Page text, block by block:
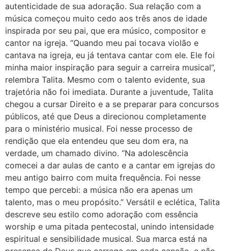
autenticidade de sua adoração. Sua relação com a
música começou muito cedo aos três anos de idade
inspirada por seu pai, que era músico, compositor e
cantor na igreja. “Quando meu pai tocava violão e
cantava na igreja, eu já tentava cantar com ele. Ele foi
minha maior inspiração para seguir a carreira musical”,
relembra Talita. Mesmo com o talento evidente, sua
trajetória não foi imediata. Durante a juventude, Talita
chegou a cursar Direito e a se preparar para concursos
públicos, até que Deus a direcionou completamente
para o ministério musical. Foi nesse processo de
rendição que ela entendeu que seu dom era, na
verdade, um chamado divino. “Na adolescência
comecei a dar aulas de canto e a cantar em igrejas do
meu antigo bairro com muita frequência. Foi nesse
tempo que percebi: a música não era apenas um
talento, mas o meu propósito.” Versátil e eclética, Talita
descreve seu estilo como adoração com essência
worship e uma pitada pentecostal, unindo intensidade
espiritual e sensibilidade musical. Sua marca está na